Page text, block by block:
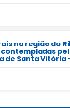
na região do
de Santa Vitória